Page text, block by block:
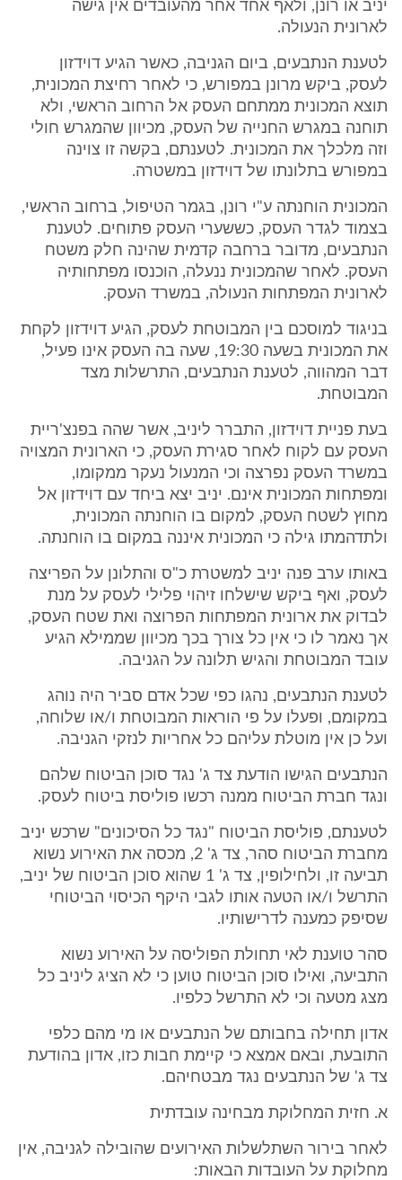
יניב או רונן, ולאף אחד אחר מהעובדים אין גישה
לארונית הנעולה.
לטענת הנתבעים, ביום הגניבה, כאשר הגיע דוידזון
לעסק, ביקש מרונן במפורש, כי לאחר רחיצת המכונית,
תוצא המכונית ממתחם העסק אל הרחוב הראשי, ולא
תוחנה במגרש החנייה של העסק, מכיוון שהמגרש חולי
וזה מלכלך את המכונית. לטענתם, בקשה זו צוינה
במפורש בתלונתו של דוידזון במשטרה.
המכונית הוחנתה ע"י רונן, בגמר הטיפול, ברחוב הראשי,
בצמוד לגדר העסק, כששערי העסק פתוחים. לטענת
הנתבעים, מדובר ברחבה קדמית שהינה חלק משטח
העסק. לאחר שהמכונית ננעלה, הוכנסו מפתחותיה
לארונית המפתחות הנעולה, במשרד העסק.
בניגוד למוסכם בין המבוטחת לעסק, הגיע דוידזון לקחת
את המכונית בשעה 19:30, שעה בה העסק אינו פעיל,
דבר המהווה, לטענת הנתבעים, התרשלות מצד
המבוטחת.
בעת פניית דוידזון, התברר ליניב, אשר שהה בפנצ'ריית
העסק עם לקוח לאחר סגירת העסק, כי הארונית המצויה
במשרד העסק נפרצה וכי המנעול נעקר ממקומו,
ומפתחות המכונית אינם. יניב יצא ביחד עם דוידזון אל
מחוץ לשטח העסק, למקום בו הוחנתה המכונית,
ולתדהמתו גילה כי המכונית איננה במקום בו הוחנתה.
באותו ערב פנה יניב למשטרת כ"ס והתלונן על הפריצה
לעסק, ואף ביקש שישלחו זיהוי פלילי לעסק על מנת
לבדוק את ארונית המפתחות הפרוצה ואת שטח העסק,
אך נאמר לו כי אין כל צורך בכך מכיוון שממילא הגיע
עובד המבוטחת והגיש תלונה על הגניבה.
לטענת הנתבעים, נהגו כפי שכל אדם סביר היה נוהג
במקומם, ופעלו על פי הוראות המבוטחת ו/או שלוחה,
ועל כן אין מוטלת עליהם כל אחריות לנזקי הגניבה.
הנתבעים הגישו הודעת צד ג' נגד סוכן הביטוח שלהם
ונגד חברת הביטוח ממנה רכשו פוליסת ביטוח לעסק.
לטענתם, פוליסת הביטוח "נגד כל הסיכונים" שרכש יניב
מחברת הביטוח סהר, צד ג' 2, מכסה את האירוע נשוא
תביעה זו, ולחילופין, צד ג' 1 שהוא סוכן הביטוח של יניב,
התרשל ו/או הטעה אותו לגבי היקף הכיסוי הביטוחי
שסיפק כמענה לדרישותיו.
סהר טוענת לאי תחולת הפוליסה על האירוע נשוא
התביעה, ואילו סוכן הביטוח טוען כי לא הציג ליניב כל
מצג מטעה וכי לא התרשל כלפיו.
אדון תחילה בחבותם של הנתבעים או מי מהם כלפי
התובעת, ובאם אמצא כי קיימת חבות כזו, אדון בהודעת
צד ג' של הנתבעים נגד מבטחיהם.
א. חזית המחלוקת מבחינה עובדתית
לאחר בירור השתלשלות האירועים שהובילה לגניבה, אין
מחלוקת על העובדות הבאות: